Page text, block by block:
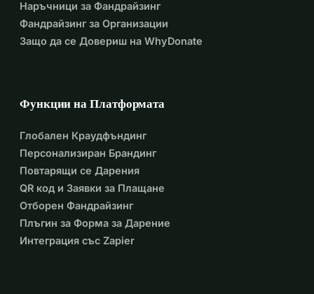
Наръчници за Фандрайзинг
Фандрайзинг за Организации
Защо да се Довериш на WhyDonate
Функции на Платформата
Глобален Краудфъндинг
Персонализиран Брандинг
Повтарящи се Дарения
QR код и Заявки за Плащане
Отборен Фандрайзинг
Плъгин за Форма за Дарение
Интеграция със Zapier